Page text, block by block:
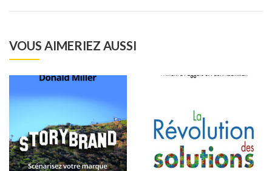
VOUS AIMERIEZ AUSSI